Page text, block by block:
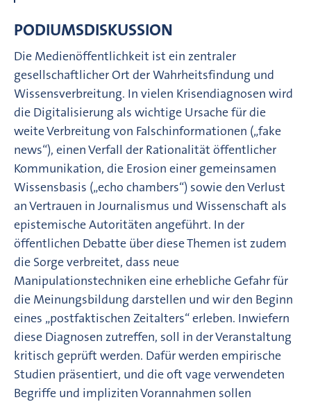
PODIUMSDISKUSSION
Die Medienöffentlichkeit ist ein zentraler
gesellschaftlicher Ort der Wahrheitsfindung und
Wissensverbreitung. In vielen Krisendiagnosen wird
die Digitalisierung als wichtige Ursache für die
weite Verbreitung von Falschinformationen („fake
news“), einen Verfall der Rationalität öffentlicher
Kommunikation, die Erosion einer gemeinsamen
Wissensbasis („echo chambers“) sowie den Verlust
an Vertrauen in Journalismus und Wissenschaft als
epistemische Autoritäten angeführt. In der
öffentlichen Debatte über diese Themen ist zudem
die Sorge verbreitet, dass neue
Manipulationstechniken eine erhebliche Gefahr für
die Meinungsbildung darstellen und wir den Beginn
eines „postfaktischen Zeitalters“ erleben. Inwiefern
diese Diagnosen zutreffen, soll in der Veranstaltung
kritisch geprüft werden. Dafür werden empirische
Studien präsentiert, und die oft vage verwendeten
Begriffe und impliziten Vorannahmen sollen